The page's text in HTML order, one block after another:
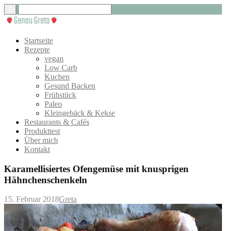
Startseite
Rezepte
vegan
Low Carb
Kuchen
Gesund Backen
Frühstück
Paleo
Kleingebäck & Kekse
Restaurants & Cafés
Produkttest
Über mich
Kontakt
Karamellisiertes Ofengemüse mit knusprigen
Hähnchenschenkeln
15. Februar 2018Greta